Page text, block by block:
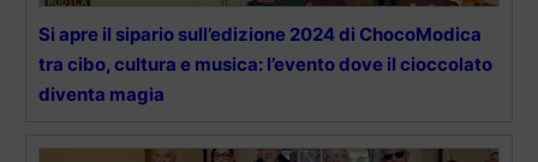
Si apre il sipario sull’edizione 2024 di ChocoModica
tra cibo, cultura e musica: l’evento dove il cioccolato
diventa magia